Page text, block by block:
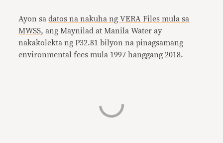
Ayon sadatos na nakuha ng VERA Files mula sa
MWSS, ang Maynilad at Manila Water ay
nakakolekta ng P32.81 bilyon na pinagsamang
environmental fees mula 1997 hanggang 2018.